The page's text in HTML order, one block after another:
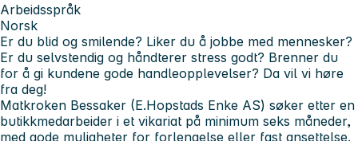
Arbeidsspråk
Norsk
Er du blid og smilende? Liker du å jobbe med mennesker?
Er du selvstendig og håndterer stress godt? Brenner du
for å gi kundene gode handleopplevelser? Da vil vi høre
fra deg!
Matkroken Bessaker (E.Hopstads Enke AS) søker etter en
butikkmedarbeider i et vikariat på minimum seks måneder,
med gode muligheter for forlengelse eller fast ansettelse.